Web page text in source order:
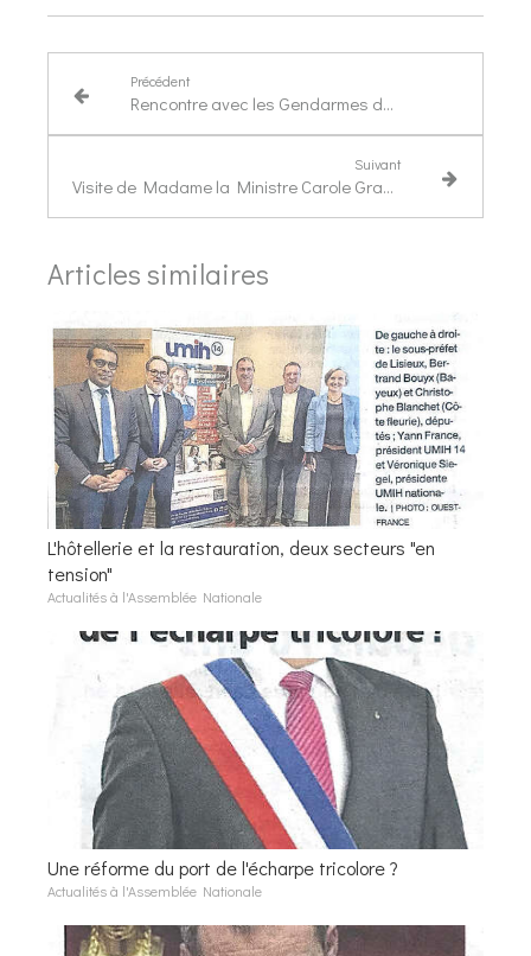
Précédent
Rencontre avec les Gendarmes du Calvados à l'Assemblée nationale
Suivant
Visite de Madame la Ministre Carole Grandjean au Lycée Paul Cornu
Articles similaires
L'hôtellerie et la restauration, deux secteurs "en
tension"
Actualités à l'Assemblée Nationale
Une réforme du port de l'écharpe tricolore ?
Actualités à l'Assemblée Nationale